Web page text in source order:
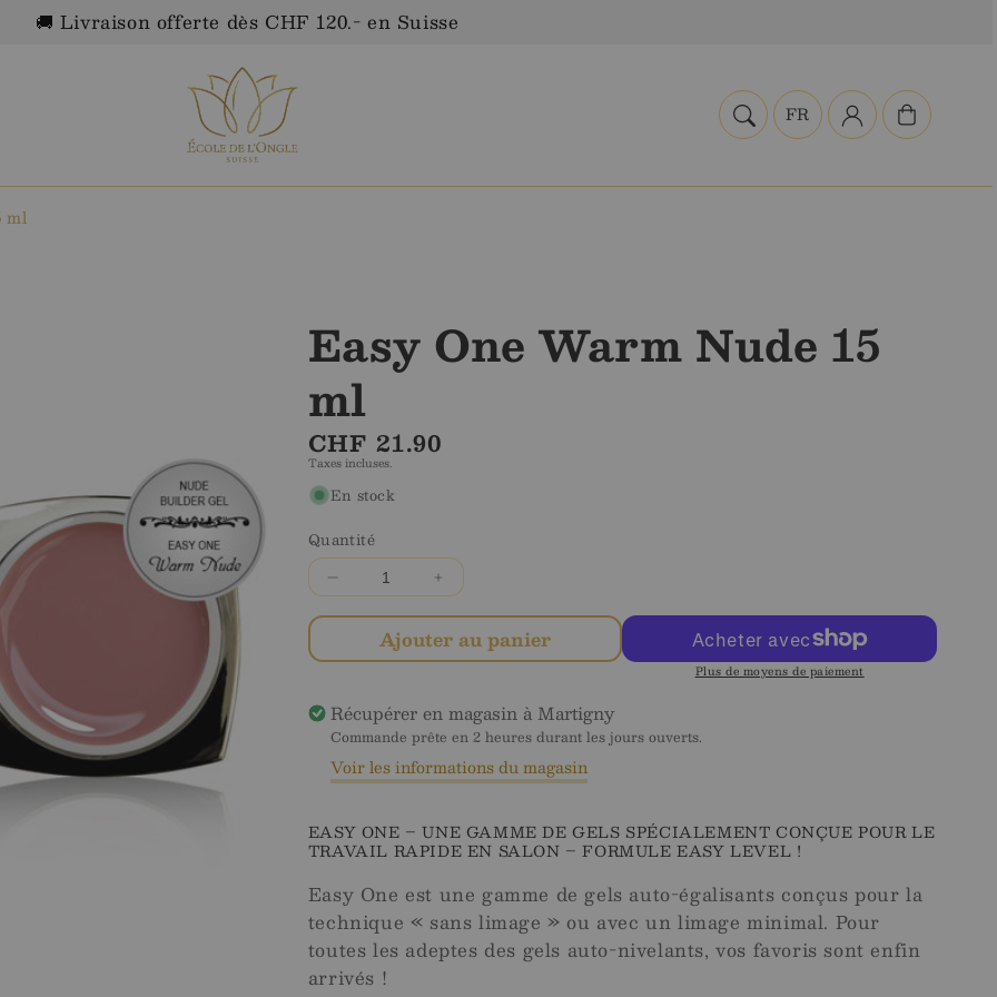
🚚 Livraison offerte dès CHF 120.- en Suisse
Paiement sécurisé — TWINT · carte · Apple/Google Pay
FR Panier
ml
Easy One Warm Nude 15
ml
Prix
régulier
CHF 21.90
Taxes incluses.
En stock
Quantité
Diminuer
la
quantité
pour
One
Warm
15
Augmenter
la
quantité
pour
Warm
15
Ajouter au panier
Plus de moyens de paiement
Récupérer en magasin à Martigny
Commande prête en 2 heures durant les jours ouverts.
Voir les informations du magasin
EASY ONE – UNE GAMME DE GELS SPÉCIALEMENT CONÇUE POUR LE
TRAVAIL RAPIDE EN SALON – FORMULE EASY LEVEL !
Easy One est une gamme de gels auto-égalisants conçus pour la
technique « sans limage » ou avec un limage minimal. Pour
toutes les adeptes des gels auto-nivelants, vos favoris sont enfin
arrivés !